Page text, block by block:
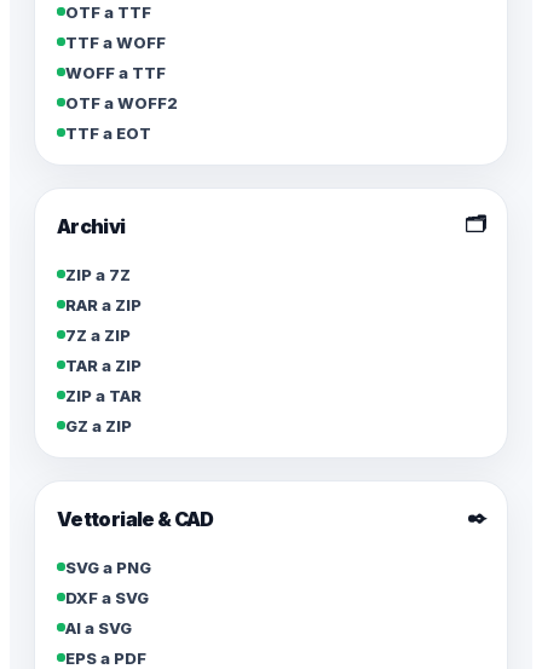
OTF a TTF
TTF a WOFF
WOFF a TTF
OTF a WOFF2
TTF a EOT
Archivi 🗂️
ZIP a 7Z
RAR a ZIP
7Z a ZIP
TAR a ZIP
ZIP a TAR
GZ a ZIP
Vettoriale & CAD ✒️
SVG a PNG
DXF a SVG
AI a SVG
EPS a PDF